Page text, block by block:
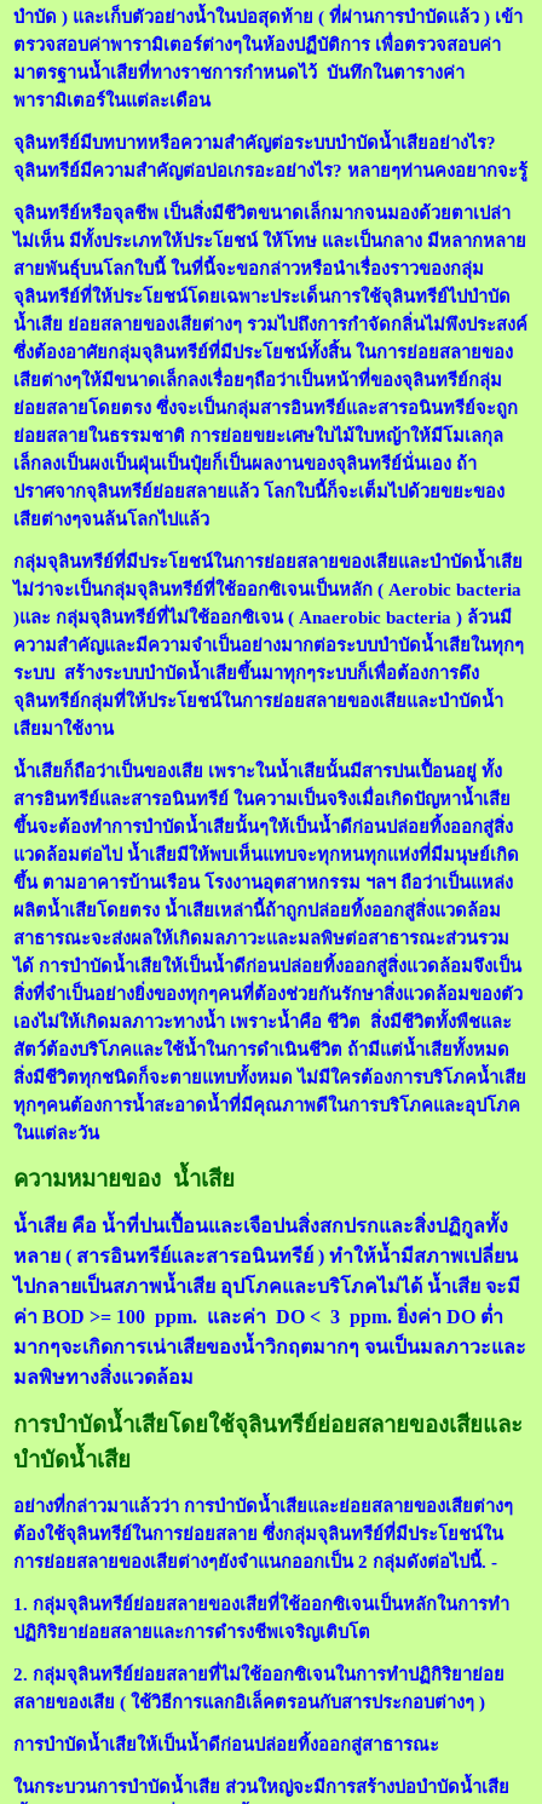
บำบัด ) และเก็บตัวอย่างน้ำในบ่อสุดท้าย ( ที่ผ่านการบำบัดแล้ว ) เข้า
ตรวจสอบค่าพารามิเตอร์ต่างๆในห้องปฏืบัติการ เพื่อตรวจสอบค่า
มาตรฐานน้ำเสียที่ทางราชการกำหนดไว้ บันทึกในตารางค่า
พารามิเตอร์ในแต่ละเดือน
จุลินทรีย์มีบทบาทหรือความสำคัญต่อระบบบำบัดน้ำเสียอย่างไร?
จุลินทรีย์มีความสำคัญต่อบ่อเกรอะอย่างไร? หลายๆท่านคงอยากจะรู้
จุลินทรีย์หรือจุลชีพ เป็นสิ่งมีชีวิตขนาดเล็กมากจนมองด้วยตาเปล่า
ไม่เห็น มีทั้งประเภทให้ประโยชน์ ให้โทษ และเป็นกลาง มีหลากหลาย
สายพันธุ์บนโลกใบนี้ ในที่นี้จะขอกล่าวหรือนำเรื่องราวของกลุ่ม
จุลินทรีย์ที่ให้ประโยชน์โดยเฉพาะประเด็นการใช้จุลินทรีย์ไปบำบัด
น้ำเสีย ย่อยสลายของเสียต่างๆ รวมไปถึงการกำจัดกลิ่นไม่พึงประสงค์
ซึ่งต้องอาศัยกลุ่มจุลินทรีย์ที่มีประโยชน์ทั้งสิ้น ในการย่อยสลายของ
เสียต่างๆให้มีขนาดเล็กลงเรื่อยๆถือว่าเป็นหน้าที่ของจุลินทรีย์กลุ่ม
ย่อยสลายโดยตรง ซึ่งจะเป็นกลุ่มสารอินทรีย์และสารอนินทรีย์จะถูก
ย่อยสลายในธรรมชาติ การย่อยขยะเศษใบไม้ใบหญ้าให้มีโมเลกุล
เล็กลงเป็นผงเป็นฝุ่นเป็นปุ๋ยก็เป็นผลงานของจุลินทรีย์นั่นเอง ถ้า
ปราศจากจุลินทรีย์ย่อยสลายแล้ว โลกใบนี้ก็จะเต็มไปด้วยขยะของ
เสียต่างๆจนล้นโลกไปแล้ว
กลุ่มจุลินทรีย์ที่มีประโยชน์ในการย่อยสลายของเสียและบำบัดน้ำเสีย
ไม่ว่าจะเป็นกลุ่มจุลินทรีย์ที่ใช้ออกซิเจนเป็นหลัก ( Aerobic bacteria
)และ กลุ่มจุลินทรีย์ที่ไม่ใช้ออกซิเจน ( Anaerobic bacteria ) ล้วนมี
ความสำคัญและมีความจำเป็นอย่างมากต่อระบบบำบัดน้ำเสียในทุกๆ
ระบบ สร้างระบบบำบัดน้ำเสียขึ้นมาทุกๆระบบก็เพื่อต้องการดึง
จุลินทรีย์กลุ่มที่ให้ประโยชน์ในการย่อยสลายของเสียและบำบัดน้ำ
เสียมาใช้งาน
น้ำเสียก็ถือว่าเป็นของเสีย เพราะในน้ำเสียนั้นมีสารปนเปื้อนอยู่ ทั้ง
สารอินทรีย์และสารอนินทรีย์ ในความเป็นจริงเมื่อเกิดปัญหาน้ำเสีย
ขึ้นจะต้องทำการบำบัดน้ำเสียนั้นๆให้เป็นน้ำดีก่อนปล่อยทิ้งออกสู่สิ่ง
แวดล้อมต่อไป น้ำเสียมีให้พบเห็นแทบจะทุกหนทุกแห่งที่มีมนุษย์เกิด
ขึ้น ตามอาคารบ้านเรือน โรงงานอุตสาหกรรม ฯลฯ ถือว่าเป็นแหล่ง
ผลิตน้ำเสียโดยตรง น้ำเสียเหล่านี้ถ้าถูกปล่อยทิ้งออกสู่สิ่งแวดล้อม
สาธารณะจะส่งผลให้เกิดมลภาวะและมลพิษต่อสาธารณะส่วนรวม
ได้ การบำบัดน้ำเสียให้เป็นน้ำดีก่อนปล่อยทิ้งออกสู่สิ่งแวดล้อมจึงเป็น
สิ่งที่จำเป็นอย่างยิ่งของทุกๆคนที่ต้องช่วยกันรักษาสิ่งแวดล้อมของตัว
เองไม่ให้เกิดมลภาวะทางน้ำ เพราะน้ำคือ ชีวิต สิ่งมีชีวิตทั้งพืชและ
สัตว์ต้องบริโภคและใช้น้ำในการดำเนินชีวิต ถ้ามีแต่น้ำเสียทั้งหมด
สิ่งมีชีวิตทุกชนิดก็จะตายแทบทั้งหมด ไม่มีใครต้องการบริโภคน้ำเสีย
ทุกๆคนต้องการน้ำสะอาดน้ำที่มีคุณภาพดีในการบริโภคและอุปโภค
ในแต่ละวัน
ความหมายของ น้ำเสีย
น้ำเสีย คือ น้ำที่ปนเปื้อนและเจือปนสิ่งสกปรกและสิ่งปฏิกูลทั้ง
หลาย ( สารอินทรีย์และสารอนินทรีย์ ) ทำให้น้ำมีสภาพเปลี่ยน
ไปกลายเป็นสภาพน้ำเสีย อุปโภคและบริโภคไม่ได้ น้ำเสีย จะมี
ค่า BOD >= 100 ppm. และค่า DO < 3 ppm. ยิ่งค่า DO ต่ำ
มากๆจะเกิดการเน่าเสียของน้ำวิกฤตมากๆ จนเป็นมลภาวะและ
มลพิษทางสิ่งแวดล้อม
การบำบัดน้ำเสียโดยใช้จุลินทรีย์ย่อยสลายของเสียและ
บำบัดน้ำเสีย
อย่างที่กล่าวมาแล้วว่า การบำบัดน้ำเสียและย่อยสลายของเสียต่างๆ
ต้องใช้จุลินทรีย์ในการย่อยสลาย ซึ่งกลุ่มจุลินทรีย์ที่มีประโยชน์ใน
การย่อยสลายของเสียต่างๆยังจำแนกออกเป็น 2 กลุ่มดังต่อไปนี้. -
1. กลุ่มจุลินทรีย์ย่อยสลายของเสียที่ใช้ออกซิเจนเป็นหลักในการทำ
ปฏิกิริยาย่อยสลายและการดำรงชีพเจริญเติบโต
2. กลุ่มจุลินทรีย์ย่อยสลายที่ไม่ใช้ออกซิเจนในการทำปฏิกิริยาย่อย
สลายของเสีย ( ใช้วิธีการแลกอิเล็คตรอนกับสารประกอบต่างๆ )
การบำบัดน้ำเสียให้เป็นน้ำดีก่อนปล่อยทิ้งออกสู่สาธารณะ
ในกระบวนการบำบัดน้ำเสีย ส่วนใหญ่จะมีการสร้างบ่อบำบัดน้ำเสีย